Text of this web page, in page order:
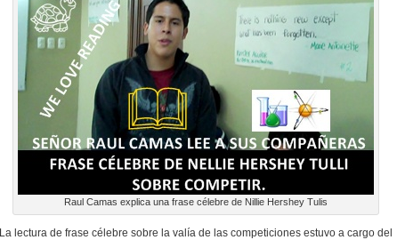
Raul Camas explica una frase célebre de Nillie Hershey Tulis
La lectura de frase célebre sobre la valía de las competiciones estuvo a cargo del